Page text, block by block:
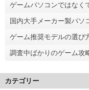
ゲームパソコンではなく
国内大手メーカー製パソ
ゲーム推奨モデルの選び
調査中ばかりのゲーム攻
カテゴリー